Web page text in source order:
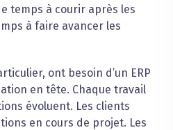
temps à courir après les
à faire avancer les
ont besoin d’un ERP
en tête. Chaque travail
évoluent. Les clients
en cours de projet. Les